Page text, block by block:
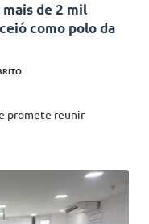
de 2 mil
como polo da
promete reunir